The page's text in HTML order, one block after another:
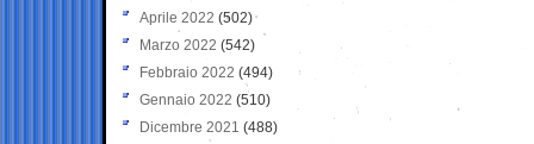
Aprile 2022 (502)
Marzo 2022 (542)
Febbraio 2022 (494)
Gennaio 2022 (510)
Dicembre 2021 (488)